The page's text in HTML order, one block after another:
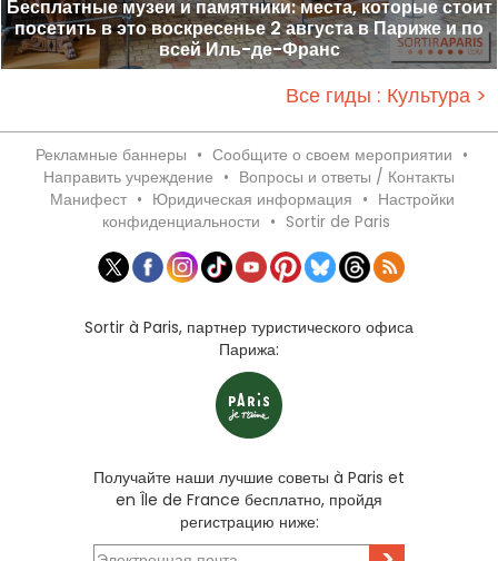
Бесплатные музеи и памятники: места, которые стоит
посетить в это воскресенье 2 августа в Париже и по
всей Иль-де-Франс
Все гиды : Культура >
Рекламные баннеры • Сообщите о своем мероприятии •
Направить учреждение • Вопросы и ответы / Контакты
Манифест • Юридическая информация • Настройки
конфиденциальности • Sortir de Paris
Sortir à Paris, партнер туристического офиса
Парижа:
Получайте наши лучшие советы à Paris et
en Île de France бесплатно, пройдя
регистрацию ниже: